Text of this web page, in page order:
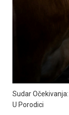
Sudar
U Porodici